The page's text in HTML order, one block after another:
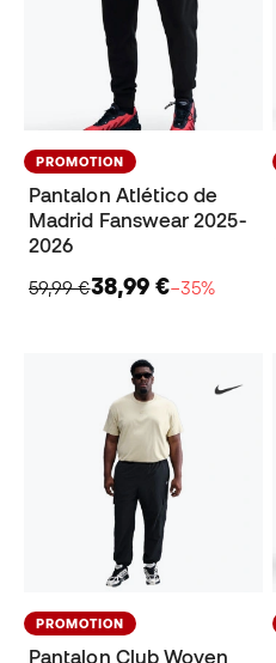
PROMOTION
Pantalon Atlético de
Madrid Fanswear 2025-
2026
59,99 €38,99 €−35%
PROMOTION
Pantalon Club Woven